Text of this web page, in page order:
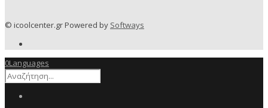
© icoolcenter.gr Powered by Softways
0Languages